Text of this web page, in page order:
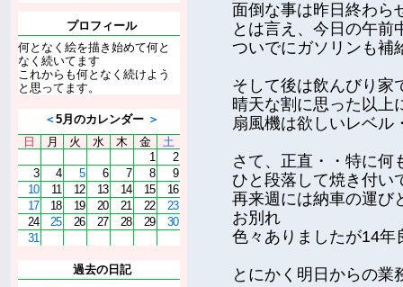
プロフィール
何となく絵を描き始めて何と
なく続いてます
これからも何となく続けよう
と思ってます。
＜5月のカレンダー ＞
日
月 火 水 木 金
土
1
2
3
4 5 6 7 8
9
10
11 12 13 14 15
16
17
18 19 20 21 22
23
24
25 26 27 28 29
30
31
過去の日記
面倒な事は昨日終わら
とは言え、今日の午前
ついでにガソリンも補
そして後は飲んびり家
晴天な割に思った以上
扇風機は欲しいレベル
さて、正直・・特に何
ひと段落して焼き付い
再来週には納車の運び
お別れ
色々ありましたが14年
とにかく明日からの業